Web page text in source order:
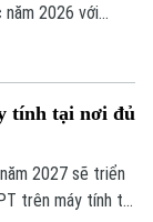
2026 với
tuyển và phải
17 giờ ngày
tính tại nơi đủ
2027 sẽ triển
trên máy tính tại